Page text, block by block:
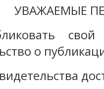
УВАЖАЕМЫЕ
о